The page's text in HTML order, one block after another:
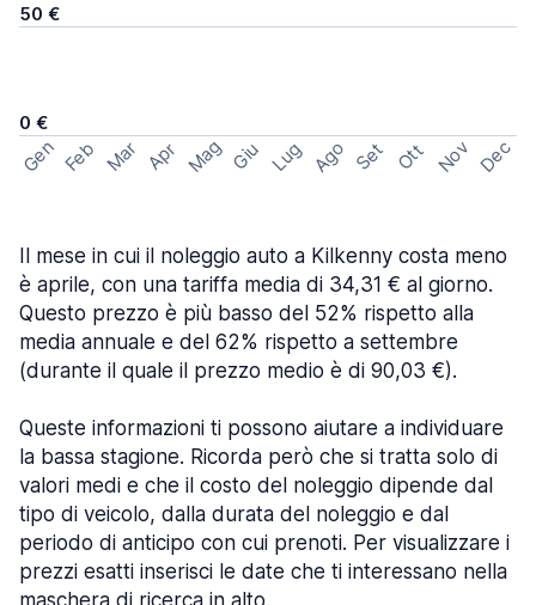
50 €
0 €
Gen Feb Mar Apr Mag Giu Lug Ago Set Ott Nov Dec
Il mese in cui il noleggio auto a Kilkenny costa meno
è aprile, con una tariffa media di 34,31 € al giorno.
Questo prezzo è più basso del 52% rispetto alla
media annuale e del 62% rispetto a settembre
(durante il quale il prezzo medio è di 90,03 €).
Queste informazioni ti possono aiutare a individuare
la bassa stagione. Ricorda però che si tratta solo di
valori medi e che il costo del noleggio dipende dal
tipo di veicolo, dalla durata del noleggio e dal
periodo di anticipo con cui prenoti. Per visualizzare i
prezzi esatti inserisci le date che ti interessano nella
maschera di ricerca in alto.